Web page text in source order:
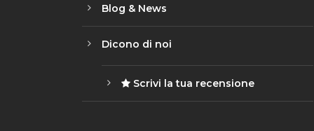
Blog & News
Dicono di noi
Scrivi la tua recensione